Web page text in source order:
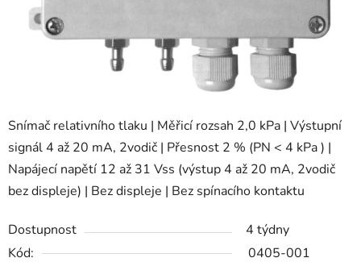
Snímač relativního tlaku | Měřicí rozsah 2,0 kPa | Výstupní
signál 4 až 20 mA, 2vodič | Přesnost 2 % (PN < 4 kPa ) |
Napájecí napětí 12 až 31 Vss (výstup 4 až 20 mA, 2vodič
bez displeje) | Bez displeje | Bez spínacího kontaktu
Dostupnost
4 týdny
Kód:
0405-001